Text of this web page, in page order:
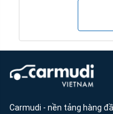
Carmudi - nền tảng hàng